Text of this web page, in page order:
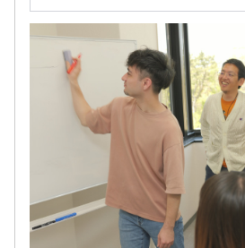
【空事業部】
得意分野：企業や大学のWebアプ
習塾向け基幹システム、病診連携
ラーニングなど。
教育・文教分野では、多数の経験
り、その強みを最も発揮できる領域
【空事業部スタイル】
過去に執着せず、新しいものを生
「創れないものはない」そうわた